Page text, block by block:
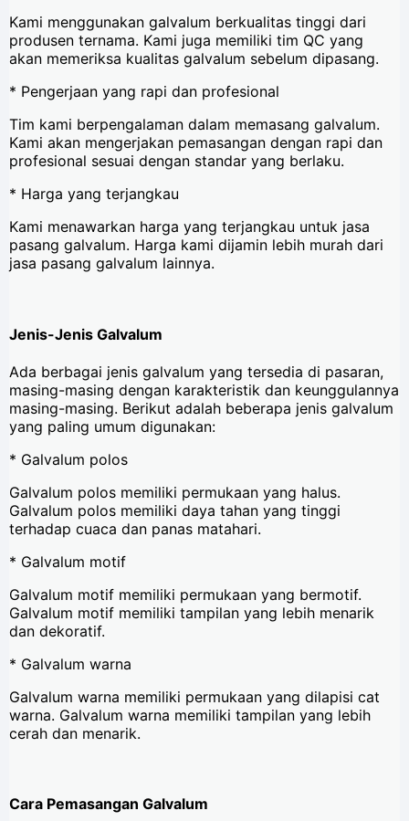
Kami menggunakan galvalum berkualitas tinggi dari
produsen ternama. Kami juga memiliki tim QC yang
akan memeriksa kualitas galvalum sebelum dipasang.
* Pengerjaan yang rapi dan profesional
Tim kami berpengalaman dalam memasang galvalum.
Kami akan mengerjakan pemasangan dengan rapi dan
profesional sesuai dengan standar yang berlaku.
* Harga yang terjangkau
Kami menawarkan harga yang terjangkau untuk jasa
pasang galvalum. Harga kami dijamin lebih murah dari
jasa pasang galvalum lainnya.
Jenis-Jenis Galvalum
Ada berbagai jenis galvalum yang tersedia di pasaran,
masing-masing dengan karakteristik dan keunggulannya
masing-masing. Berikut adalah beberapa jenis galvalum
yang paling umum digunakan:
* Galvalum polos
Galvalum polos memiliki permukaan yang halus.
Galvalum polos memiliki daya tahan yang tinggi
terhadap cuaca dan panas matahari.
* Galvalum motif
Galvalum motif memiliki permukaan yang bermotif.
Galvalum motif memiliki tampilan yang lebih menarik
dan dekoratif.
* Galvalum warna
Galvalum warna memiliki permukaan yang dilapisi cat
warna. Galvalum warna memiliki tampilan yang lebih
cerah dan menarik.
Cara Pemasangan Galvalum